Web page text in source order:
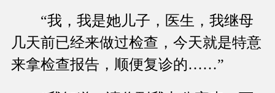
“我，我是她儿子，医生，我继母
几天前已经来做过检查，今天就是特意
来拿检查报告，顺便复诊的……”